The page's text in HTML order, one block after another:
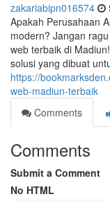
zakariabipn016574
Apakah Perusahaan
modern? Jangan
web terbaik di
solusi yang dibuat
https://
web-madiun-terbaik
Comments
Comments
Submit a Comment
No HTML